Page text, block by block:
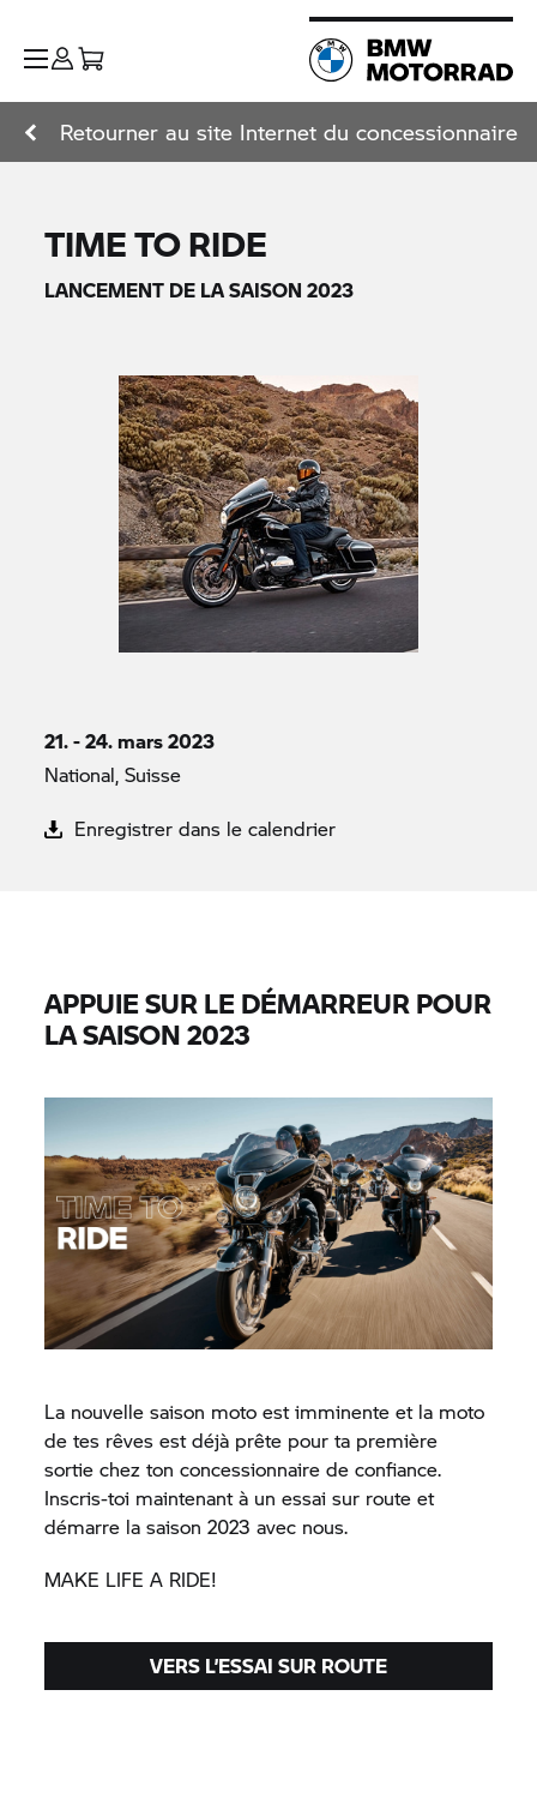
Retourner au site Internet du concessionnaire
TIME TO RIDE
LANCEMENT DE LA SAISON 2023
21. - 24. mars 2023
National, Suisse
Enregistrer dans le calendrier
APPUIE SUR LE DÉMARREUR POUR
LA SAISON 2023
La nouvelle saison moto est imminente et la moto
de tes rêves est déjà prête pour ta première
sortie chez ton concessionnaire de confiance.
Inscris-toi maintenant à un essai sur route et
démarre la saison 2023 avec nous.
MAKE LIFE A RIDE!
VERS L’ESSAI SUR ROUTE